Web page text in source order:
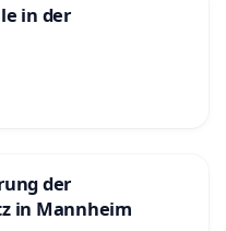
in der
der
in Mannheim